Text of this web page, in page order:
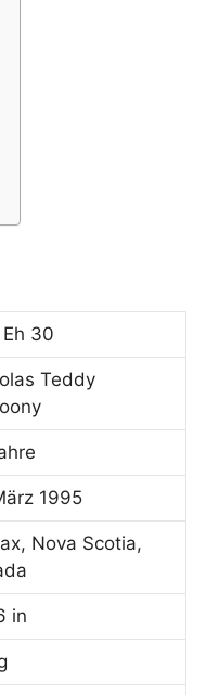
30
Teddy
1995
Nova Scotia,
in